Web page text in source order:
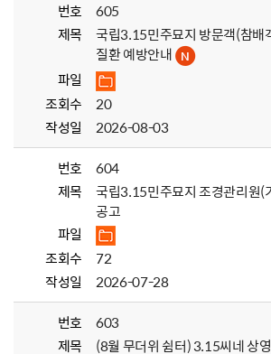
번호
605
제목
국립3.15민주묘지 방문객(참배
질환 예방안내
파일
조회수
20
작성일
2026-08-03
번호
604
제목
국립3.15민주묘지 조경관리원(
공고
파일
조회수
72
작성일
2026-07-28
번호
603
제목
(8월 무더위 쉼터) 3.15씨네 상영